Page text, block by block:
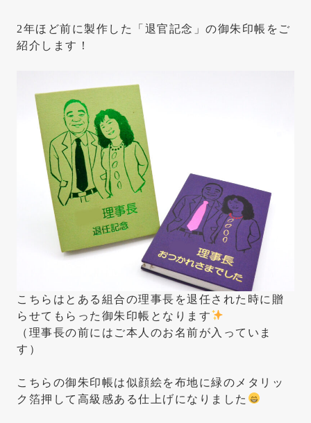
2年ほど前に製作した「退官記念」の御朱印帳をご
紹介します！
こちらはとある組合の理事長を退任された時に贈
らせてもらった御朱印帳となります
（理事長の前にはご本人のお名前が入っていま
す）
こちらの御朱印帳は似顔絵を布地に緑のメタリッ
ク箔押して高級感ある仕上げになりました